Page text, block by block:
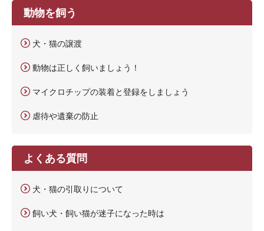
動物を飼う
犬・猫の譲渡
動物は正しく飼いましょう！
マイクロチップの装着と登録をしましょう
虐待や遺棄の防止
よくある質問
犬・猫の引取りについて
飼い犬・飼い猫が迷子になった時は